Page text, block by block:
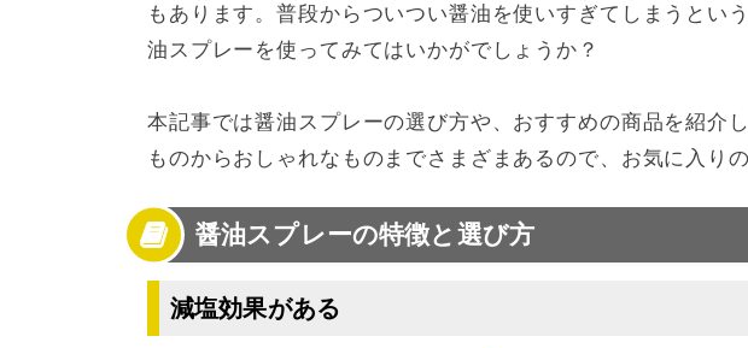
もあります。普段からついつい醤油を使いすぎてしまうとい
油スプレーを使ってみてはいかがでしょうか？
本記事では醤油スプレーの選び方や、おすすめの商品を紹介
ものからおしゃれなものまでさまざまあるので、お気に入り
醤油スプレーの特徴と選び方
減塩効果がある